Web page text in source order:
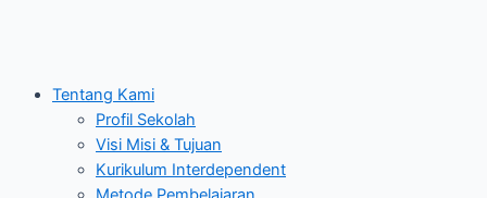
Tentang Kami
Profil Sekolah
Visi Misi & Tujuan
Kurikulum Interdependent